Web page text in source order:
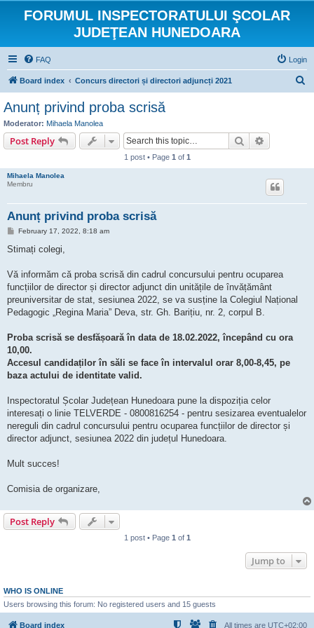
FORUMUL INSPECTORATULUI ŞCOLAR
JUDEŢEAN HUNEDOARA
FAQ Login
Board index Concurs directori și directori adjuncți 2021
Anunț privind proba scrisă
Moderator: Mihaela Manolea
Post Reply Search
1 post • Page 1 of 1
Mihaela Manolea
Membru
Anunț privind proba scrisă
P
s
February 17, 2022, 8:18 am
Stimați colegi,
Vă informăm că proba scrisă din cadrul concursului pentru ocuparea
funcțiilor de director și director adjunct din unitățile de învățământ
preuniversitar de stat, sesiunea 2022, se va susține la Colegiul Național
Pedagogic „Regina Maria” Deva, str. Gh. Barițiu, nr. 2, corpul B.
Proba scrisă se desfășoară în data de 18.02.2022, începând cu ora
10,00.
Accesul candidaților în săli se face în intervalul orar 8,00-8,45, pe
baza actului de identitate valid.
Inspectoratul Școlar Județean Hunedoara pune la dispoziția celor
interesați o linie TELVERDE - 0800816254 - pentru sesizarea eventualelor
nereguli din cadrul concursului pentru ocuparea funcțiilor de director și
director adjunct, sesiunea 2022 din județul Hunedoara.
Mult succes!
Comisia de organizare,
Post Reply
1 post • Page 1 of 1
Jump to
WHO IS ONLINE
Users browsing this forum: No registered users and 15 guests
Board index All times are UTC+02:00